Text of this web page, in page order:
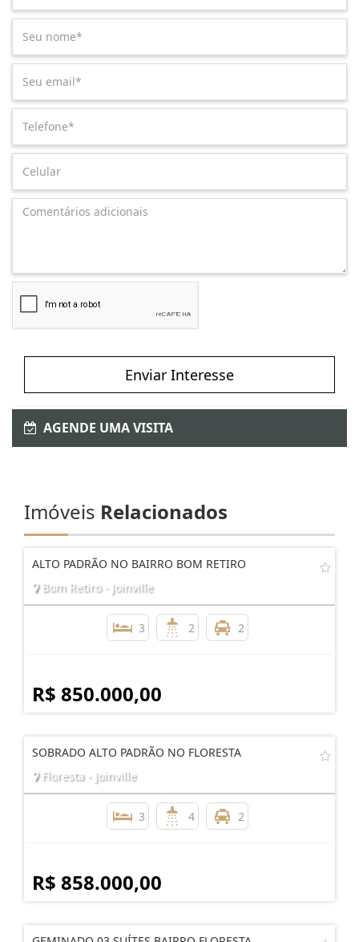
Enviar Interesse
AGENDE UMA VISITA
Imóveis Relacionados
ALTO PADRÃO NO BAIRRO BOM RETIRO
Bom Retiro - Joinville
3 2 2
R$ 850.000,00
SOBRADO ALTO PADRÃO NO FLORESTA
Floresta - Joinville
3 4 2
R$ 858.000,00